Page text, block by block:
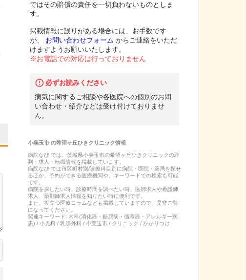
ではその賠償の責任を一切負わないものとしま
す。
掲載情報に誤りがある場合には、お手数です
が、
お問い合わせフォーム からご連絡をいただ
けますようお願いいたします。
※お電話での対応は行っておりません
必ずお読みください
病気に関するご相談や各医院への個別のお問
い合わせ・紹介などは受け付けておりませ
ん。
小美玉市の希望ヶ丘ひきクリニック情報
病院なび では、 茨城県小美玉市の希望ヶ丘ひきクリニックの評
判・求人・転職情報を掲載しています。
病院なび では市区町村別/診療科目別に病院・医院・薬局を探せ
るほか、予約ができる医療機関や、キーワードでの検索も可能
です。
病院を探したい時、診療時間を調べたい時、医師求人や看護師
求人、薬剤師求人情報を知りたい時に便利です。
また、役立つ医療コラムなども掲載していますので、是非ご覧
になってください。
関連キーワード: 内科(消化器・糖尿病・循環器・アレルギー疾
患) / 小児科 / 乳腺外科 / 小美玉市 / クリニック / かかりつけ